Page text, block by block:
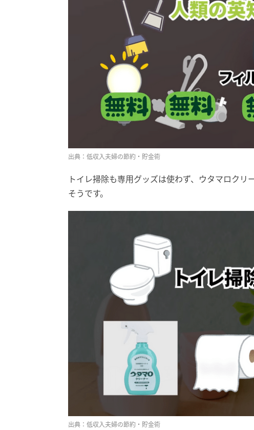
出典：低収入夫婦の節約・貯金術
トイレ掃除も専用グッズは使わず、ウタマロク
そうです。
出典：低収入夫婦の節約・貯金術